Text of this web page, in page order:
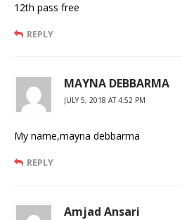
12th pass free
REPLY
MAYNA DEBBARMA
JULY 5, 2018 AT 4:52 PM
My name,mayna debbarma
REPLY
Amjad Ansari